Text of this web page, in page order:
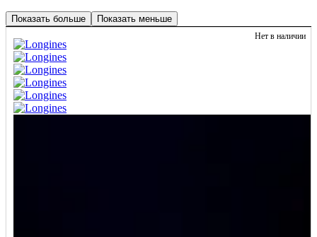
Показать больше Показать меньше
Нет в наличии